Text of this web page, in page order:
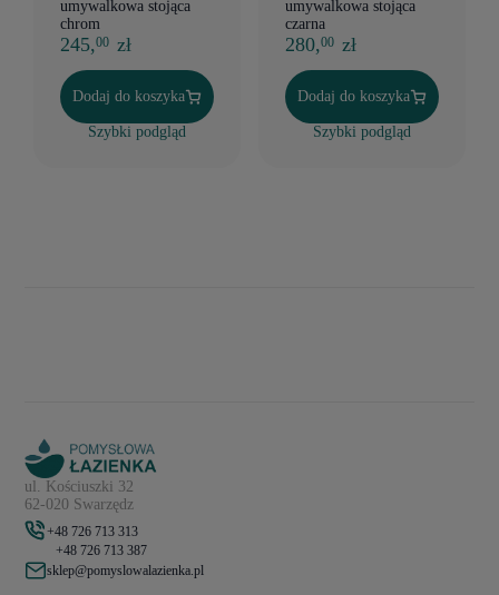
umywalkowa stojąca
chrom
245,00 zł
Dodaj do koszyka
Szybki podgląd
umywalkowa stojąca
czarna
280,00 zł
Dodaj do koszyka
Szybki podgląd
ul. Kościuszki 32
62-020 Swarzędz
+48 726 713 313
+48 726 713 387
sklep@pomyslowalazienka.pl